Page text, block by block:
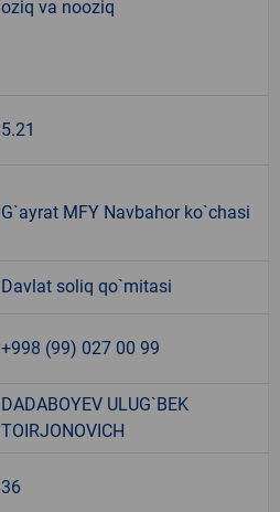
oziq va nooziq
5.21
G`ayrat MFY Navbahor ko`chasi
Davlat soliq qo`mitasi
+998 (99) 027 00 99
DADABOYEV ULUG`BEK
TOIRJONOVICH
36